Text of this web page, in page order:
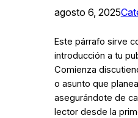
agosto 6, 2025
Este párrafo sirve
introducción a tu
Comienza
o asunto que
asegurándote de
lector desde la